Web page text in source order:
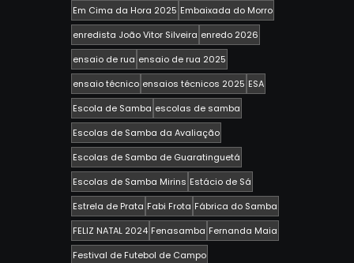
Em Cima da Hora 2025 Embaixada do Morro
enredista João Vitor Silveira enredo 2026
ensaio de rua ensaio de rua 2025
ensaio técnico ensaios técnicos 2025 ESA
Escola de Samba escolas de samba
Escolas de Samba da Avaliação
Escolas de Samba de Guaratinguetá
Escolas de Samba Mirins Estácio de Sá
Estrela de Prata Fabi Frota Fábrica do Samba
FELIZ NATAL 2024 Fenasamba Fernanda Maia
Festival de Futebol de Campo